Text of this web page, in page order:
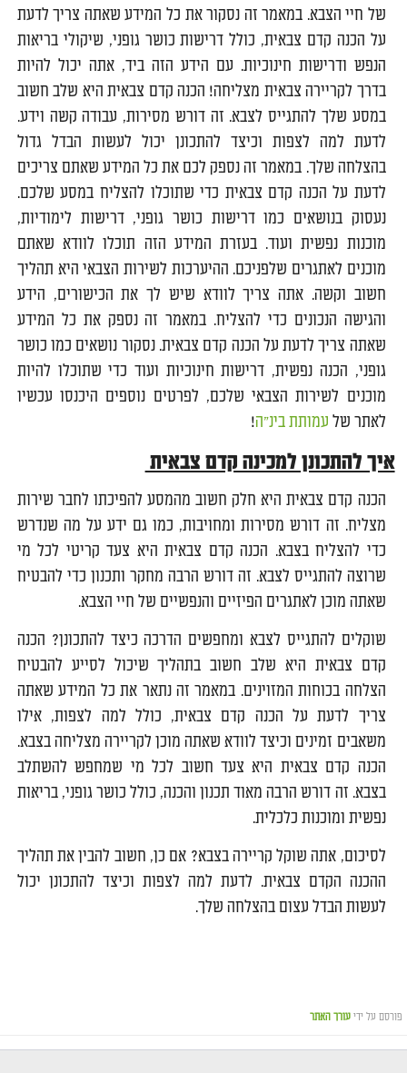
של חיי הצבא. במאמר זה נסקור את כל המידע שאתה צריך לדעת
על הכנה קדם צבאית, כולל דרישות כושר גופני, שיקולי בריאות
הנפש ודרישות חינוכיות. עם הידע הזה ביד, אתה יכול להיות
בדרך לקריירה צבאית מצליחה! הכנה קדם צבאית היא שלב חשוב
במסע שלך להתגייס לצבא. זה דורש מסירות, עבודה קשה וידע.
לדעת למה לצפות וכיצד להתכונן יכול לעשות הבדל גדול
בהצלחה שלך. במאמר זה נספק לכם את כל המידע שאתם צריכים
לדעת על הכנה קדם צבאית כדי שתוכלו להצליח במסע שלכם.
נעסוק בנושאים כמו דרישות כושר גופני, דרישות לימודיות,
מוכנות נפשית ועוד. בעזרת המידע הזה תוכלו לוודא שאתם
מוכנים לאתגרים שלפניכם. ההיערכות לשירות הצבאי היא תהליך
חשוב וקשה. אתה צריך לוודא שיש לך את הכישורים, הידע
והגישה הנכונים כדי להצליח. במאמר זה נספק את כל המידע
שאתה צריך לדעת על הכנה קדם צבאית. נסקור נושאים כמו כושר
גופני, הכנה נפשית, דרישות חינוכיות ועוד כדי שתוכלו להיות
מוכנים לשירות הצבאי שלכם, לפרטים נוספים היכנסו עכשיו
לאתר של עמותת בינ״ה!
איך להתכונן למכינה קדם צבאית
הכנה קדם צבאית היא חלק חשוב מהמסע להפיכתו לחבר שירות
מצליח. זה דורש מסירות ומחויבות, כמו גם ידע על מה שנדרש
כדי להצליח בצבא. הכנה קדם צבאית היא צעד קריטי לכל מי
שרוצה להתגייס לצבא. זה דורש הרבה מחקר ותכנון כדי להבטיח
שאתה מוכן לאתגרים הפיזיים והנפשיים של חיי הצבא.
שוקלים להתגייס לצבא ומחפשים הדרכה כיצד להתכונן? הכנה
קדם צבאית היא שלב חשוב בתהליך שיכול לסייע להבטיח
הצלחה בכוחות המזוינים. במאמר זה נתאר את כל המידע שאתה
צריך לדעת על הכנה קדם צבאית, כולל למה לצפות, אילו
משאבים זמינים וכיצד לוודא שאתה מוכן לקריירה מצליחה בצבא.
הכנה קדם צבאית היא צעד חשוב לכל מי שמחפש להשתלב
בצבא. זה דורש הרבה מאוד תכנון והכנה, כולל כושר גופני, בריאות
נפשית ומוכנות כלכלית.
לסיכום, אתה שוקל קריירה בצבא? אם כן, חשוב להבין את תהליך
ההכנה הקדם צבאית. לדעת למה לצפות וכיצד להתכונן יכול
לעשות הבדל עצום בהצלחה שלך.
פורסם על ידי עורך האתר